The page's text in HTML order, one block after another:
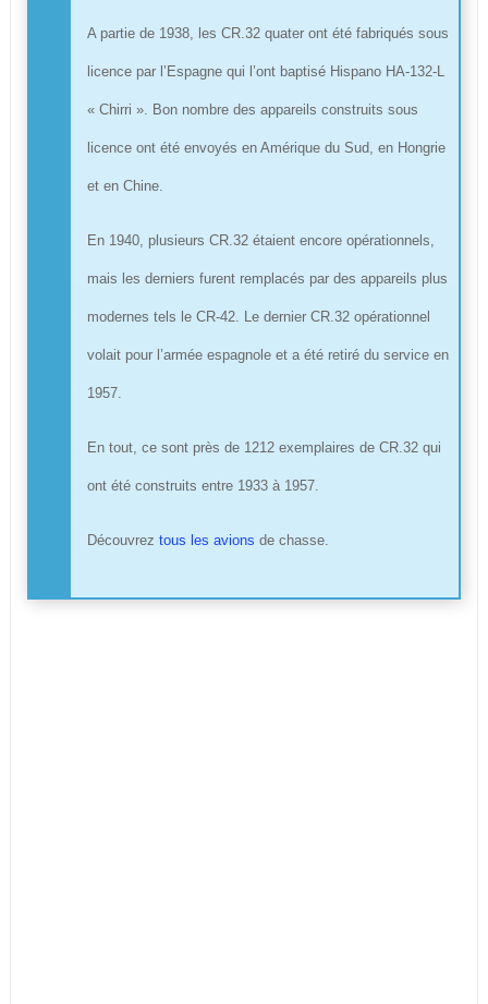
A partie de 1938, les CR.32 quater ont été fabriqués sous
licence par l’Espagne qui l’ont baptisé Hispano HA-132-L
« Chirri ». Bon nombre des appareils construits sous
licence ont été envoyés en Amérique du Sud, en Hongrie
et en Chine.
En 1940, plusieurs CR.32 étaient encore opérationnels,
mais les derniers furent remplacés par des appareils plus
modernes tels le CR-42. Le dernier CR.32 opérationnel
volait pour l’armée espagnole et a été retiré du service en
1957.
En tout, ce sont près de 1212 exemplaires de CR.32 qui
ont été construits entre 1933 à 1957.
Découvrez tous les avions de chasse.